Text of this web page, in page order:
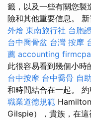
籤，以及一些有關您製
險和其他重要信息。
外燴 東南旅行社 台胞證
台中喬骨盆 台灣 按摩
薦 accounting firmcpa
此很容易看到幾個小時
台中按摩 台中喬骨 自
和時間結合在一起。
職業道德規範 Hamilton
Gilspie），貴族，在這